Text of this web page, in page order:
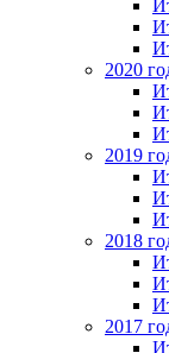
2020
2019
2018
2017